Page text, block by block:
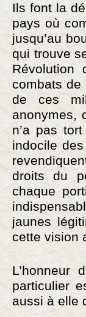
Ils font la
pays où
jusqu’au
qui trouve
combats de
de ces
anonymes,
n’a pas
indocile
droits du
chaque
jaunes
cette vision
L’honneur
particulier
aussi à elle